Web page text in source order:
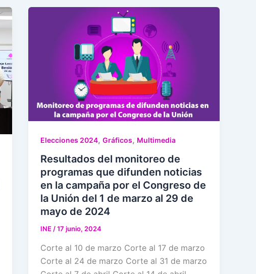
Elecciones 2024,Gráficos, Multimedia
Resultados del monitoreo de
programas que difunden noticias
en la campaña por el Congreso de
la Unión del 1 de marzo al 29 de
mayo de 2024
INE/17 junio, 2024
Corte al 10 de marzo Corte al 17 de marzo
Corte al 24 de marzo Corte al 31 de marzo